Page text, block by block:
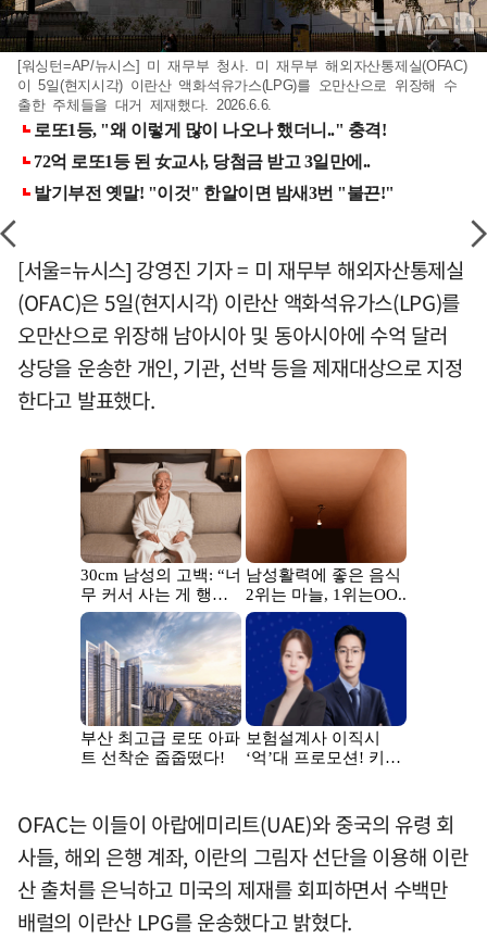
[워싱턴=AP/뉴시스] 미 재무부 청사. 미 재무부 해외자산통제실(OFAC)
이 5일(현지시각) 이란산 액화석유가스(LPG)를 오만산으로 위장해 수
출한 주체들을 대거 제재했다. 2026.6.6.
[서울=뉴시스] 강영진 기자 = 미 재무부 해외자산통제실
(OFAC)은 5일(현지시각) 이란산 액화석유가스(LPG)를
오만산으로 위장해 남아시아 및 동아시아에 수억 달러
상당을 운송한 개인, 기관, 선박 등을 제재대상으로 지정
한다고 발표했다.
OFAC는 이들이 아랍에미리트(UAE)와 중국의 유령 회
사들, 해외 은행 계좌, 이란의 그림자 선단을 이용해 이란
산 출처를 은닉하고 미국의 제재를 회피하면서 수백만
배럴의 이란산 LPG를 운송했다고 밝혔다.